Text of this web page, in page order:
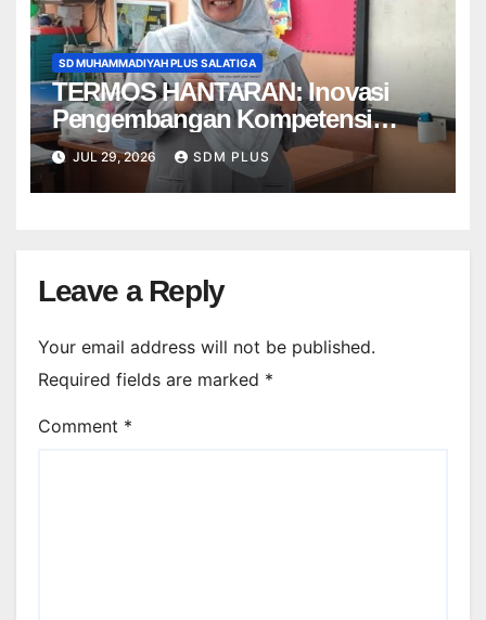
SD MUHAMMADIYAH PLUS SALATIGA
TERMOS HANTARAN: Inovasi
Pengembangan Kompetensi
Guru Bahasa Inggris SD
Muhammadiyah Plus Salatiga
JUL 29, 2026 SDM PLUS
Leave a Reply
Your email address will not be published.
Required fields are marked *
Comment *